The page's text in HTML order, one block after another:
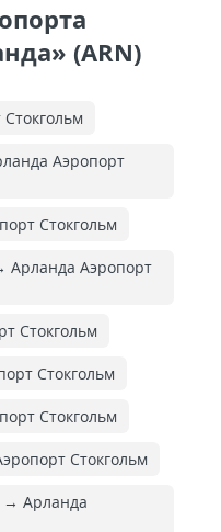
(ARN)
Аэропорт
Стокгольм
Арланда Аэропорт
Стокгольм
Стокгольм
Стокгольм
Стокгольм
→ Арланда